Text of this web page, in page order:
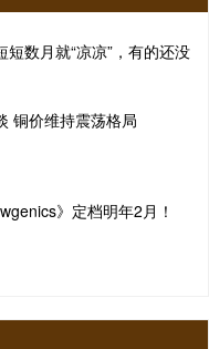
短数月就“凉凉”，有的还没
铜价维持震荡格局
》定档明年2月！